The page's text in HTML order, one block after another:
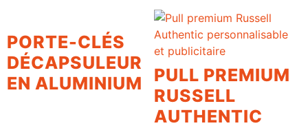
PORTE-CLÉS
DÉCAPSULEUR
EN ALUMINIUM
PULL PREMIUM
RUSSELL
AUTHENTIC